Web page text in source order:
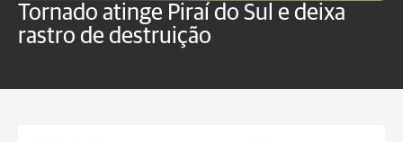
Tornado atinge Piraí do Sul e deixa
rastro de destruição